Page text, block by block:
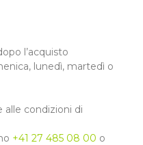
l’acquisto
lunedì, martedì o
alle condizioni di
+41 27 485 08 00 o